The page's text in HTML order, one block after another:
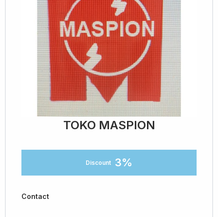
TOKO MASPION
Discount 3%
Contact